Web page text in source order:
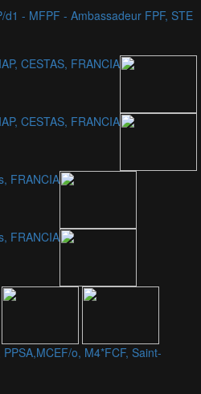
d1 - MFPF - Ambassadeur FPF, STE
CESTAS, FRANCIA
CESTAS, FRANCIA
FRANCIA
FRANCIA
PPSA,MCEF/o, M4*FCF, Saint-